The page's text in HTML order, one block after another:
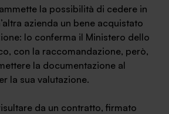
la possibilità di cedere in
azienda un bene acquistato
lo conferma il Ministero dello
con la raccomandazione, però,
la documentazione al
la sua valutazione.
da un contratto, firmato